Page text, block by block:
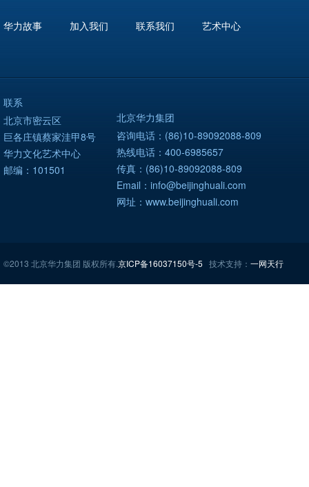
华力故事 加入我们 联系我们 艺术中心
联系
北京市密云区
巨各庄镇蔡家洼甲8号
华力文化艺术中心
邮编：101501
北京华力集团
咨询电话：(86)10-89092088-809
热线电话：400-6985657
传真：(86)10-89092088-809
Email：info@beijinghuali.com
网址：www.beijinghuali.com
©2013 北京华力集团 版权所有.京ICP备16037150号-5 技术支持： 一网天行